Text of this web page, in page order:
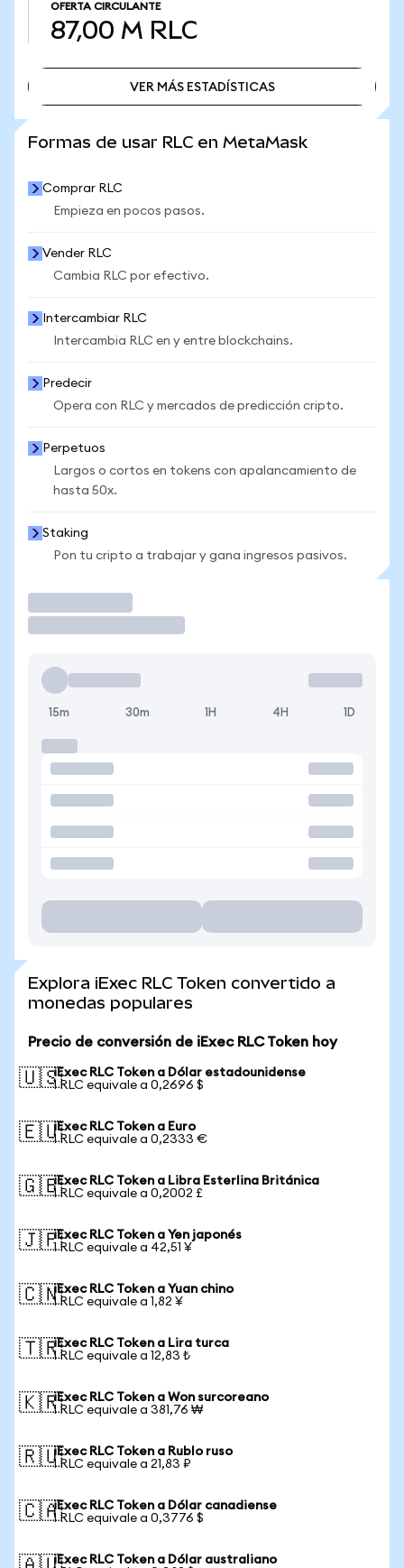
OFERTA CIRCULANTE
87,00 M RLC
VER MÁS ESTADÍSTICAS
Formas de usar RLC en MetaMask
Comprar RLC
Empieza en pocos pasos.
Vender RLC
Cambia RLC por efectivo.
Intercambiar RLC
Intercambia RLC en y entre blockchains.
Predecir
Opera con RLC y mercados de predicción cripto.
Perpetuos
Largos o cortos en tokens con apalancamiento de
hasta 50x.
Staking
Pon tu cripto a trabajar y gana ingresos pasivos.
15m 30m 1H 4H 1D
Explora iExec RLC Token convertido a
monedas populares
Precio de conversión de iExec RLC Token hoy
🇺🇸iExec RLC Token a Dólar estadounidense
1 RLC equivale a 0,2696 $
🇪🇺iExec RLC Token a Euro
1 RLC equivale a 0,2333 €
🇬🇧iExec RLC Token a Libra Esterlina Británica
1 RLC equivale a 0,2002 £
🇯🇵iExec RLC Token a Yen japonés
1 RLC equivale a 42,51 ¥
🇨🇳iExec RLC Token a Yuan chino
1 RLC equivale a 1,82 ¥
🇹🇷iExec RLC Token a Lira turca
1 RLC equivale a 12,83 ₺
🇰🇷iExec RLC Token a Won surcoreano
1 RLC equivale a 381,76 ₩
🇷🇺iExec RLC Token a Rublo ruso
1 RLC equivale a 21,83 ₽
🇨🇦iExec RLC Token a Dólar canadiense
1 RLC equivale a 0,3776 $
iExec RLC Token a Dólar australiano